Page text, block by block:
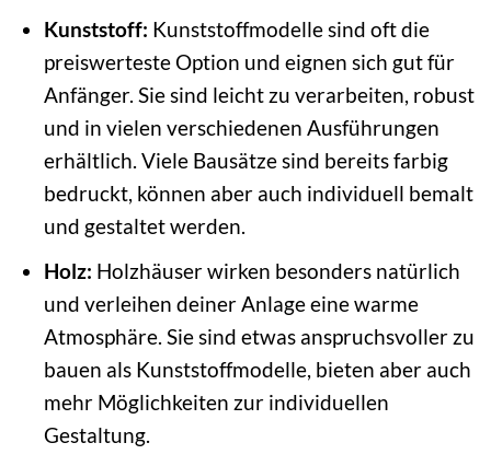
Kunststoff: Kunststoffmodelle sind oft die
preiswerteste Option und eignen sich gut für
Anfänger. Sie sind leicht zu verarbeiten, robust
und in vielen verschiedenen Ausführungen
erhältlich. Viele Bausätze sind bereits farbig
bedruckt, können aber auch individuell bemalt
und gestaltet werden.
Holz: Holzhäuser wirken besonders natürlich
und verleihen deiner Anlage eine warme
Atmosphäre. Sie sind etwas anspruchsvoller zu
bauen als Kunststoffmodelle, bieten aber auch
mehr Möglichkeiten zur individuellen
Gestaltung.